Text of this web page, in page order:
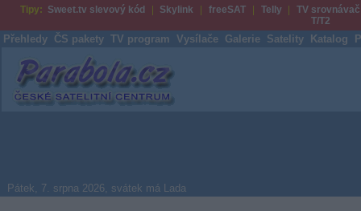
Tipy: Sweet.tv slevový kód Skylink freeSAT Telly
TV srovnávač
T/T2
Přehledy ČS pakety TV program Vysílače Galerie Satelity Katalog
Parabola.cz
Pátek, 7. srpna 2026, svátek má Lada